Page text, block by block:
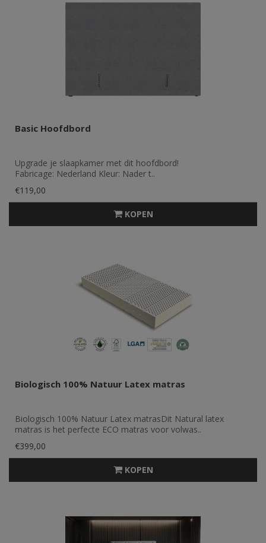
Basic Hoofdbord
Upgrade je slaapkamer met dit hoofdbord!
Fabricage: Nederland Kleur: Nader t..
€119,00
KOPEN
Biologisch 100% Natuur Latex matras
Biologisch 100% Natuur Latex matrasDit Natural latex
matras is het perfecte ECO matras voor volwas..
€399,00
KOPEN